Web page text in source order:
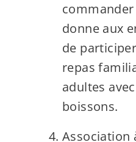
donne aux
de
repas
adultes
boissons.
Association